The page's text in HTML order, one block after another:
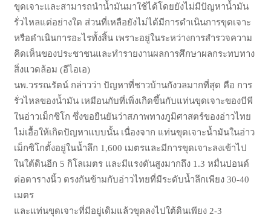
ขุดเจาะและสามารถนำน้ำมันมาใช้ได้โดยยังไม่มีปัญหาน้ำมัน
รั่วไหลแต่อย่างใด ส่วนที่เหลือยังไม่ได้มีการดำเนินการขุดเจาะ
หรือดำเนินการอะไรทั้งสิ้น เพราะอยู่ในระหว่างการสำรวจความ
คิดเห็นของประชาชนและทำรายงานผลการศึกษาผลกระทบทาง
สิ่งแวดล้อม(อีไอเอ)
นพ.วรรณรัตน์ กล่าวว่า ปัญหาที่ชาวบ้านกังวลมากที่สุด คือ การ
รั่วไหลของน้ำมัน เหมือนกับที่เพิ่งเกิดขึ้นกับแท่นขุดเจาะของบีพี
ในอ่าวเม็กซิโก ซึ่งขอยืนยันว่าสภาพทางภูมิศาสตร์ของอ่าวไทย
ไม่เอื้อให้เกิดปัญหาแบบนั้น เนื่องจาก แท่นขุดเจาะน้ำมันในอ่าว
เม็กซิโกตั้งอยู่ในน้ำลึก 1 ,600 เมตรและมีการขุดเจาะลงเข้าไป
ในใต้ดินอีก 5 กิโลเมตร และมีแรงดันสูงมากถึง 1.3หมื่นปอนด์
ต่อตารางนิ้ว ตรงกันข้ามกับอ่าวไทยที่มีระดับน้ำลึกเพียง30-40
เมตร
และแท่นขุดเจาะที่มีอยู่เดิมแล้วขุดลงไปใต้ดินเพียง 2-3